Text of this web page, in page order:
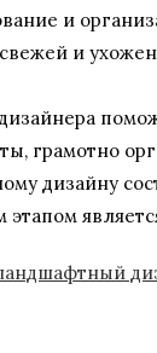
и
и
грамотно
дизайну